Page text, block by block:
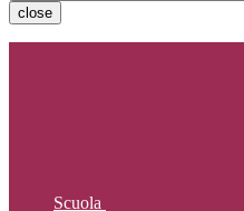
close
Scuola